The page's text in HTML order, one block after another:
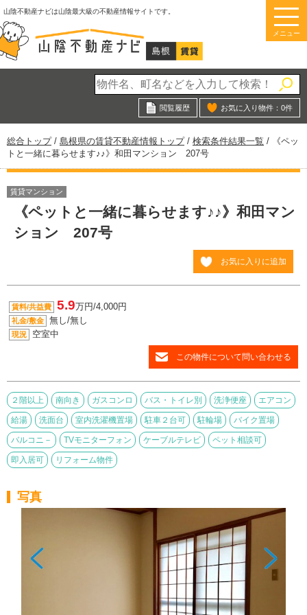
このページの本文へ
山陰不動産ナビは山陰最大級の不動産情報サイトです。
メニュー
閲覧履歴 お気に入り物件： 0件
現
在
の
置：
総合トップ/ 島根県の賃貸不動産情報トップ/ 検索条件結果一覧 /
《ペッ
トと一緒に暮らせます♪♪》和田マンション 207号
賃貸マンション
《ペットと一緒に暮らせます♪♪》和田マン
ション 207号
お気に入りに追加
賃料/共益費 5.9万円/4,000円
礼金/敷金 無し/無し
現況 空室中
この物件について問い合わせる
２階以上 南向き ガスコンロ バス・トイレ別 洗浄便座 エアコン
給湯 洗面台 室内洗濯機置場 駐車２台可 駐輪場 バイク置場
バルコニ－ TVモニターフォン ケーブルテレビ ペット相談可
即入居可 リフォーム物件
写真